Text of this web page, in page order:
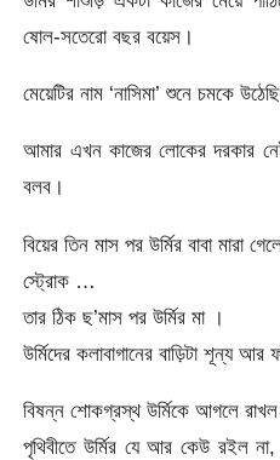
ষোল-সতেরো বছর বয়েস।
মেয়েটির নাম ‘নাসিমা’ শুনে চমকে
আমার এখন কাজের লোকের দরকার
বলব।
বিয়ের তিন মাস পর উর্মির বাবা মারা
স্ট্রোক …
তার ঠিক ছ’মাস পর উর্মির মা ।
উর্মিদের কলাবাগানের বাড়িটা শূন্য আর
বিষন্ন শোকগ্রস্থ উর্মিকে আগলে রাখল
পৃথিবীতে উর্মির যে আর কেউ রইল না,